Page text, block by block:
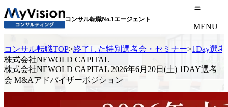
コンサル転職No.1エージェント
MENU
コンサル転職TOP>終了した特別選考会・セミナー>1Day選考
株式会社NEWOLD CAPITAL
株式会社NEWOLD CAPITAL 2026年6月20日(土) 1DAY選考
会 M&Aアドバイザーポジション